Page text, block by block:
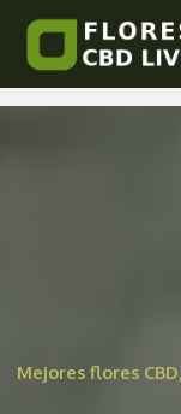
contenido
Comprar
/ Sevilla / Poradmin
Mejores flores